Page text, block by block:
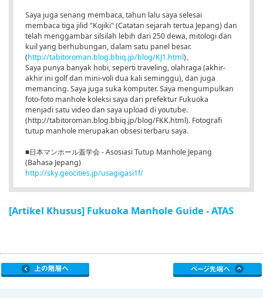
Saya juga senang membaca, tahun lalu saya selesai
membaca tiga jilid "Kojiki" (Catatan sejarah tertua Jepang) dan
telah menggambar silsilah lebih dari 250 dewa, mitologi dan
kuil yang berhubungan, dalam satu panel besar.
(http://tabitoroman.blog.bbiq.jp/blog/KJ1.html)。
Saya punya banyak hobi, seperti traveling, olahraga (akhir-
akhir ini golf dan mini-voli dua kali seminggu), dan juga
memancing. Saya juga suka komputer. Saya mengumpulkan
foto-foto manhole koleksi saya dari prefektur Fukuoka
menjadi satu video dan saya upload di youtube.
(http://tabitoroman.blog.bbiq.jp/blog/FKK.html). Fotografi
tutup manhole merupakan obsesi terbaru saya.
■日本マンホール蓋学会 - Asosiasi Tutup Manhole Jepang
(Bahasa Jepang)
http://sky.geocities.jp/usagigasi1f/
[Artikel Khusus] Fukuoka Manhole Guide - ATAS